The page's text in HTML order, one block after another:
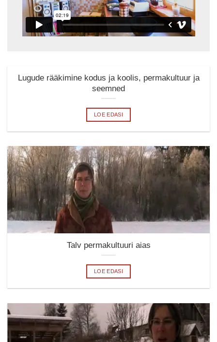
Lugude rääkimine kodus ja koolis, permakultuur ja
seemned
LOE EDASI
Talv permakultuuri aias
LOE EDASI